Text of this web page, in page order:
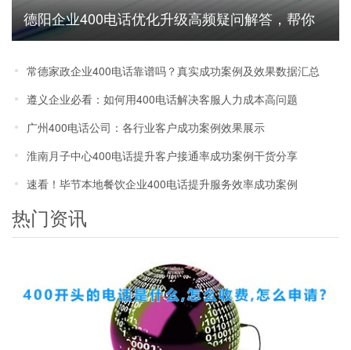
德阳企业400电话优化升级高频疑问解答，帮你
避坑省成本
常德家政企业400电话靠谱吗？真实成功案例及效果数据汇总
遵义企业必看：如何用400电话解决客服人力成本高问题
广州400电话公司：各行业客户成功案例效果展示
淮南月子中心400电话提升客户接通率成功案例干货分享
速看！毕节本地餐饮企业400电话提升服务效率成功案例
热门资讯